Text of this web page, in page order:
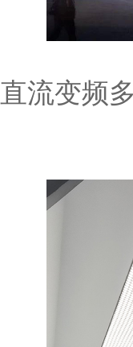
直流变频